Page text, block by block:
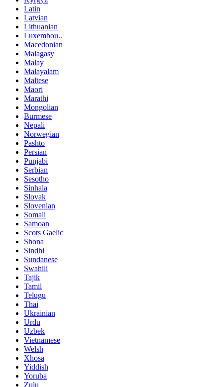
Latin
Latvian
Lithuanian
Luxembou..
Macedonian
Malagasy
Malay
Malayalam
Maltese
Maori
Marathi
Mongolian
Burmese
Nepali
Norwegian
Pashto
Persian
Punjabi
Serbian
Sesotho
Sinhala
Slovak
Slovenian
Somali
Samoan
Scots Gaelic
Shona
Sindhi
Sundanese
Swahili
Tajik
Tamil
Telugu
Thai
Ukrainian
Urdu
Uzbek
Vietnamese
Welsh
Xhosa
Yiddish
Yoruba
Zulu